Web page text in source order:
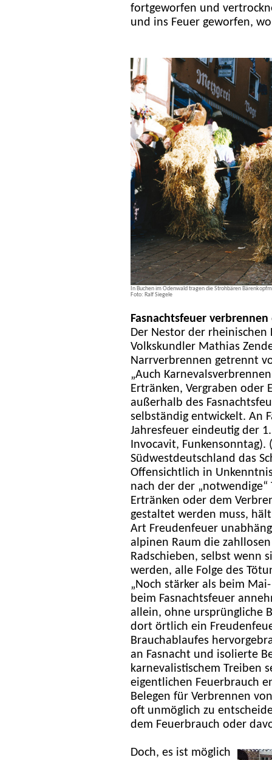
fortgeworfen und
und ins Feuer geworfen,
In Buchen im Odenwald tragen die Strohbären
Foto: Ralf Siegele
Fasnachtsfeuer
Der Nestor der rheinischen
Volkskundler Mathias
Narrverbrennen getrennt
„Auch
Ertränken, Vergraben oder
außerhalb des
selbständig entwickelt. An
Jahresfeuer eindeutig der
Invocavit,
Südwestdeutschland das
Offensichtlich in
nach der der
Ertränken oder dem
gestaltet werden muss,
Art Freudenfeuer
alpinen Raum die
Radschieben, selbst wenn
werden, alle Folge des
„Noch stärker als beim
beim Fasnachtsfeuer
allein, ohne ursprüngliche
dort örtlich ein
Brauchablaufes
an Fasnacht und isolierte
karnevalistischem Treiben
eigentlichen Feuerbrauch
Belegen für Verbrennen
oft unmöglich zu
dem Feuerbrauch oder
Doch, es ist möglich